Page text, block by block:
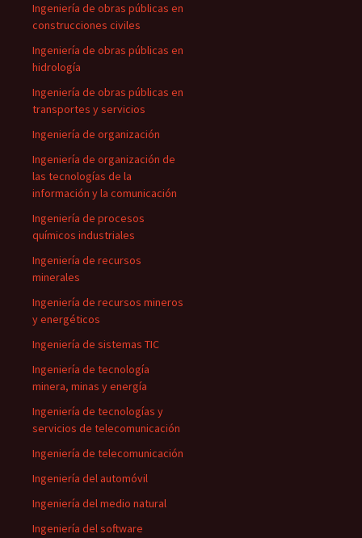
Ingeniería de obras públicas en
construcciones civiles
Ingeniería de obras públicas en
hidrología
Ingeniería de obras públicas en
transportes y servicios
Ingeniería de organización
Ingeniería de organización de
las tecnologías de la
información y la comunicación
Ingeniería de procesos
químicos industriales
Ingeniería de recursos
minerales
Ingeniería de recursos mineros
y energéticos
Ingeniería de sistemas TIC
Ingeniería de tecnología
minera, minas y energía
Ingeniería de tecnologías y
servicios de telecomunicación
Ingeniería de telecomunicación
Ingeniería del automóvil
Ingeniería del medio natural
Ingeniería del software